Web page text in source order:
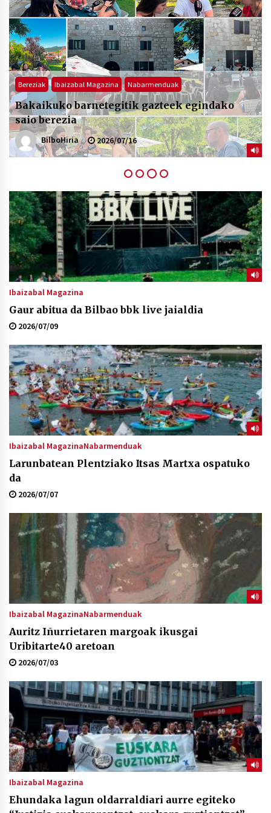
2026/07/03
MUSIBLA #297: Bide, Boards Of Canada, Somak,
Tiga, Twisted Teens, Underscores, Habia
2026/07/02
Ibaizabal Magazina
“Hiztegi bat” Gorka Urbizuk idatzitako letren
hiztegia
BilboHiria 2026/07/23
Ibaizabal Magazina
Gaur abitua da Bilbao bbk live jaialdia
2026/07/09
Ibaizabal MagazinaNabarmenduak
Larunbatean Plentziako Itsas Martxa ospatuko
da
2026/07/07
Ibaizabal MagazinaNabarmenduak
Auritz Iñurrietaren margoak ikusgai
Uribitarte40 aretoan
2026/07/03
Ibaizabal Magazina
Ehundaka lagun oldarraldiari aurre egiteko